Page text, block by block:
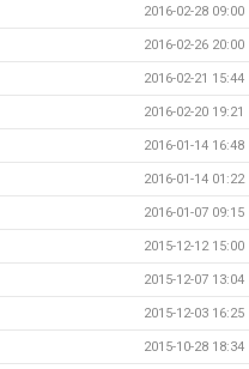
2016-02-28 09:00
2016-02-26 20:00
2016-02-21 15:44
2016-02-20 19:21
2016-01-14 16:48
2016-01-14 01:22
2016-01-07 09:15
2015-12-12 15:00
2015-12-07 13:04
2015-12-03 16:25
2015-10-28 18:34